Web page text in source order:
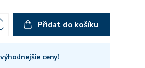
Přidat do košíku
výhodnejšie ceny!